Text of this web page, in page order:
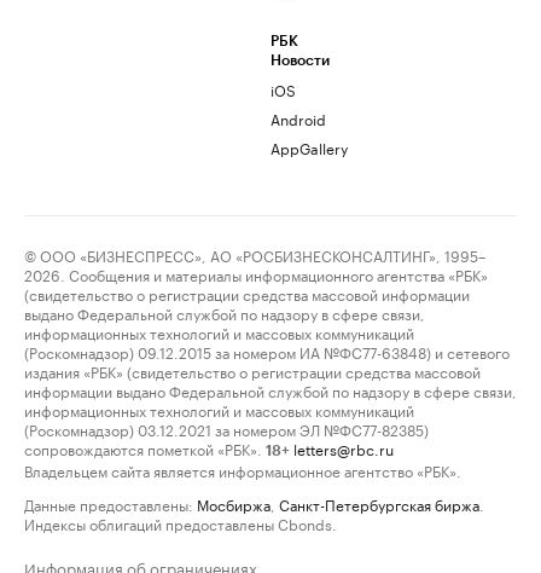
РБК
Новости
iOS
Android
AppGallery
© ООО «БИЗНЕСПРЕСС», АО «РОСБИЗНЕСКОНСАЛТИНГ», 1995–
2026. Сообщения и материалы информационного агентства «РБК»
(свидетельство о регистрации средства массовой информации
выдано Федеральной службой по надзору в сфере связи,
информационных технологий и массовых коммуникаций
(Роскомнадзор) 09.12.2015 за номером ИА №ФС77-63848) и сетевого
издания «РБК» (свидетельство о регистрации средства массовой
информации выдано Федеральной службой по надзору в сфере связи,
информационных технологий и массовых коммуникаций
(Роскомнадзор) 03.12.2021 за номером ЭЛ №ФС77-82385)
сопровождаются пометкой «РБК».
18+ letters@rbc.ru
Владельцем сайта является информационное агентство «РБК».
Данные предоставлены: Мосбиржа Санкт-Петербургская биржа
Индексы облигаций предоставлены Cbonds.
Информация об ограничениях